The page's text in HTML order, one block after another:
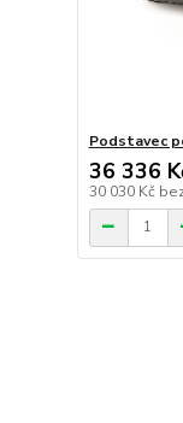
Podstavec
36 336
30 030 Kč